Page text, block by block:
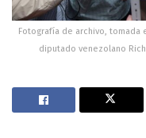
Fotografía de archivo, tomada
diputado venezolano